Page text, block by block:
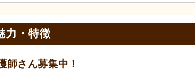
力・特徴
さん募集中！